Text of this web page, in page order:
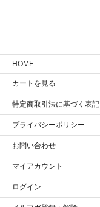
HOME
カートを見る
特定商取引法に基づく表記
プライバシーポリシー
お問い合わせ
マイアカウント
ログイン